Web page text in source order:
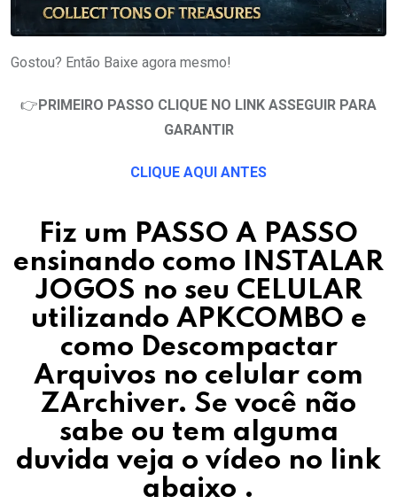
Gostou? Então Baixe agora mesmo!
👉PRIMEIRO PASSO CLIQUE NO LINK ASSEGUIR PARA
GARANTIR
CLIQUE AQUI ANTES
Fiz um PASSO A PASSO
ensinando como INSTALAR
JOGOS no seu CELULAR
utilizando APKCOMBO e
como Descompactar
Arquivos no celular com
ZArchiver. Se você não
sabe ou tem alguma
duvida veja o vídeo no link
abaixo .